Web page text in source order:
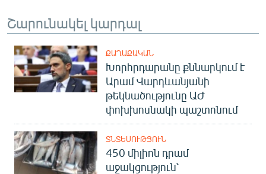
Շարունակել կարդալ
ՔԱՂԱՔԱԿԱՆ
Խորհրդարանը քննարկում է
Արամ Վարդևանյանի
թեկնածությունը ԱԺ
փոխխոսնակի պաշտոնում
ՏՆՏԵՍՈՒԹՅՈՒՆ
450 միլիոն դրամ
աջակցություն՝